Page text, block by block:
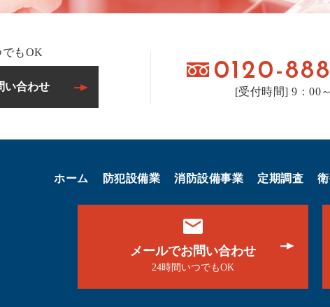
でもOK
い合わせ
0120-
[受付時間] 9：00
ホーム 防犯設備業 消防設備事業 定期調査
メールでお問い合わせ
24時間いつでもOK